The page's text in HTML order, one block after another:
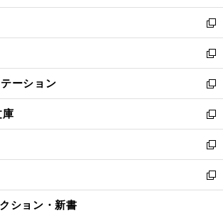
開
く
ウ
で
開
く
ン
ド
ウ
で
開
く
新
し
い
ウ
ィ
ン
ド
ウ
で
開
く
新
し
い
ウ
ィ
ン
ド
ウ
で
開
ーション
新
し
い
ウ
ィ
ン
ド
ウ
新
し
い
ウ
ィ
ン
新
し
い
ウ
新
し
ション・新書